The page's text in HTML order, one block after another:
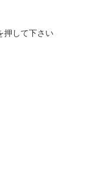
押して下さい